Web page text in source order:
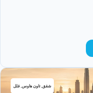
شقق, تاون هاوس, فلل